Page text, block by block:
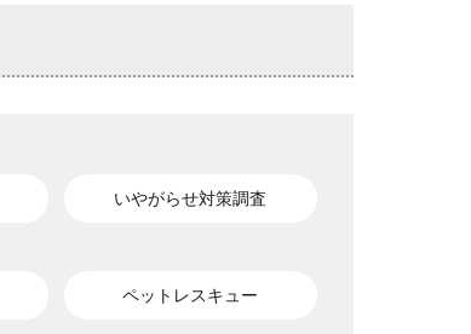
いやがらせ対策調査
ペットレスキュー